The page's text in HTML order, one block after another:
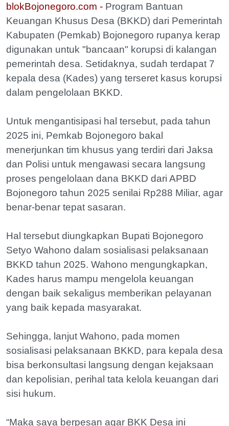
blokBojonegoro.com - Program Bantuan
Keuangan Khusus Desa (BKKD) dari Pemerintah
Kabupaten (Pemkab) Bojonegoro rupanya kerap
digunakan untuk "bancaan" korupsi di kalangan
pemerintah desa. Setidaknya, sudah terdapat 7
kepala desa (Kades) yang terseret kasus korupsi
dalam pengelolaan BKKD.
Untuk mengantisipasi hal tersebut, pada tahun
2025 ini, Pemkab Bojonegoro bakal
menerjunkan tim khusus yang terdiri dari Jaksa
dan Polisi untuk mengawasi secara langsung
proses pengelolaan dana BKKD dari APBD
Bojonegoro tahun 2025 senilai Rp288 Miliar, agar
benar-benar tepat sasaran.
Hal tersebut diungkapkan Bupati Bojonegoro
Setyo Wahono dalam sosialisasi pelaksanaan
BKKD tahun 2025. Wahono mengungkapkan,
Kades harus mampu mengelola keuangan
dengan baik sekaligus memberikan pelayanan
yang baik kepada masyarakat.
Sehingga, lanjut Wahono, pada momen
sosialisasi pelaksanaan BKKD, para kepala desa
bisa berkonsultasi langsung dengan kejaksaan
dan kepolisian, perihal tata kelola keuangan dari
sisi hukum.
“Maka saya berpesan agar BKK Desa ini